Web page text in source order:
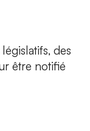
des
être notifié